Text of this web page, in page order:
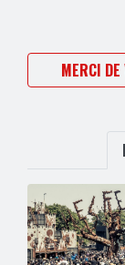
MERCI